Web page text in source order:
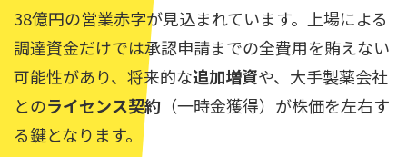
38億円の営業赤字が見込まれています。上場による
調達資金だけでは承認申請までの全費用を賄えない
可能性があり、将来的な追加増資や、大手製薬会社
とのライセンス契約 （一時金獲得）が株価を左右す
る鍵となります。